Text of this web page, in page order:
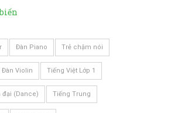
Đàn Piano Trẻ chậm nói
Đàn Violin Tiếng Việt Lớp 1
đại (Dance) Tiếng Trung